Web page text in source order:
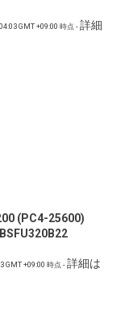
GMT +09:00 時点 -詳細
(PC4-25600)
GMT +09:00 時点 -詳細は